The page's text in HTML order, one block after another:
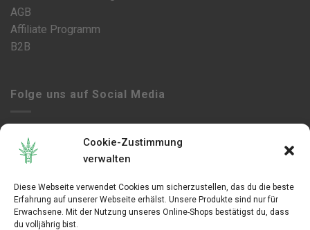
Cookie-Zustimmung
verwalten
Diese Webseite verwendet Cookies um sicherzustellen, das du die beste
Erfahrung auf unserer Webseite erhälst. Unsere Produkte sind nur für
Erwachsene. Mit der Nutzung unseres Online-Shops bestätigst du, dass
du volljährig bist.
AGB
Affiliate Programm
B2B
Folge uns auf Social Media
This site is protected by reCAPTCHA and the Google
Privacy Policyand
Terms of Service
apply.